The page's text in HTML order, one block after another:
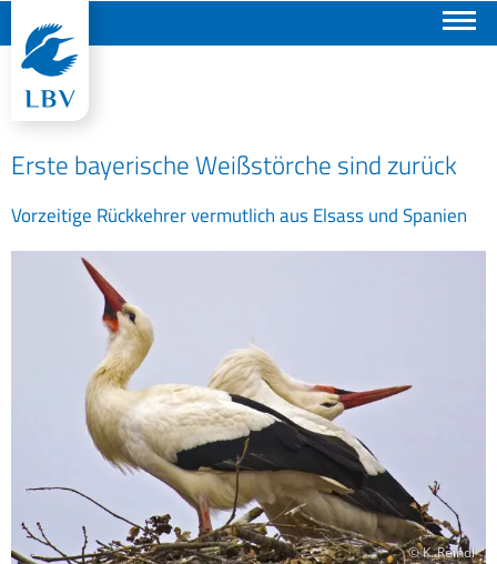
Erste bayerische Weißstörche sind zurück
Vorzeitige Rückkehrer vermutlich aus Elsass und Spanien
© K. Reindl